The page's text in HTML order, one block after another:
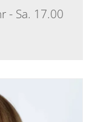
- Sa. 17.00